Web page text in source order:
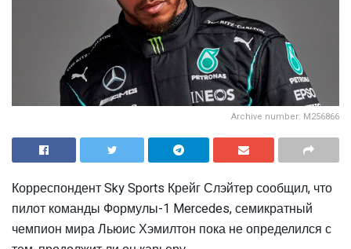
Archive number: M256866
Корреспондент Sky Sports Крейг Слэйтер сообщил, что
пилот команды Формулы-1 Mercedes, семикратный
чемпион мира Льюис Хэмилтон пока не определился с